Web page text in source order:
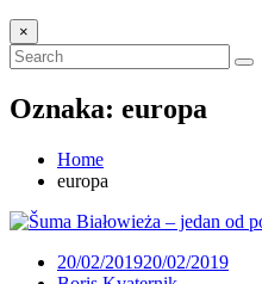
×
Oznaka: europa
Home
europa
20/02/201920/02/2019